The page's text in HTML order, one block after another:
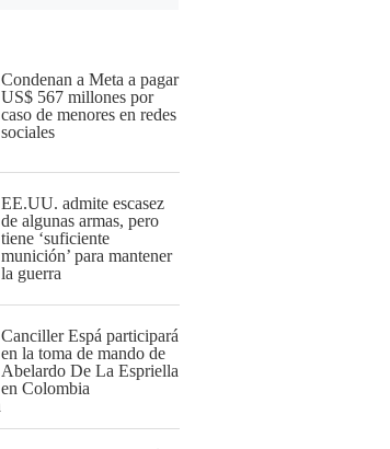
Condenan a Meta a pagar
US$ 567 millones por
caso de menores en redes
sociales
EE.UU. admite escasez
de algunas armas, pero
tiene ‘suficiente
munición’ para mantener
la guerra
Canciller Espá participará
en la toma de mando de
Abelardo De La Espriella
en Colombia